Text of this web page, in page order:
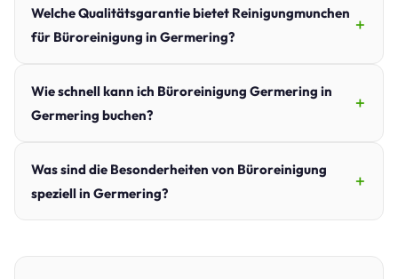
Welche Qualitätsgarantie bietet Reinigungmunchen
für Büroreinigung in Germering?
Wie schnell kann ich Büroreinigung Germering in
Germering buchen?
Was sind die Besonderheiten von Büroreinigung
speziell in Germering?